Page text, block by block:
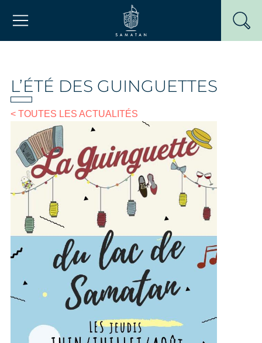
Mairie de Samatan
L’ÉTÉ DES GUINGUETTES
< TOUTES LES ACTUALITÉS